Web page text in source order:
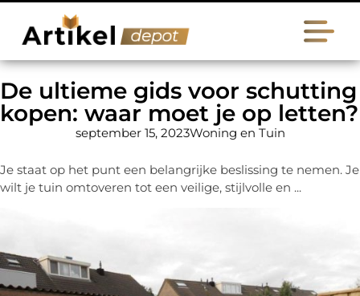
De ultieme gids voor schutting
kopen: waar moet je op letten?
september 15, 2023Woning en Tuin
Je staat op het punt een belangrijke beslissing te nemen. Je
wilt je tuin omtoveren tot een veilige, stijlvolle en ...